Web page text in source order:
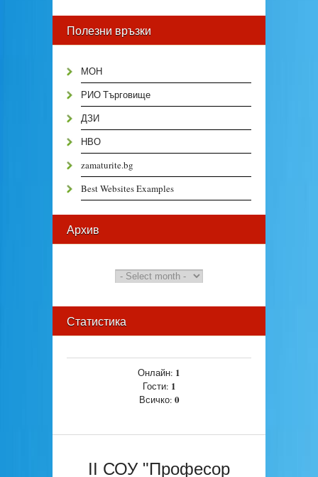
Полезни връзки
МОН
РИО Търговище
ДЗИ
НВО
zamaturite.bg
Best Websites Examples
Архив
Статистика
Онлайн: 1
Гости: 1
Всичко: 0
II СОУ "Професор